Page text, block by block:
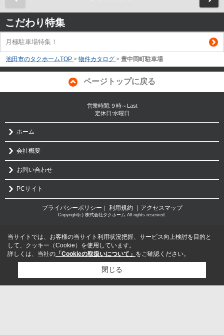
こだわり特集
月極駐車場特集！
池田市のタクホームTOP > 物件カタログ > 豊中岡町駐車場
ページトップに戻る
営業時間:９時～Last
定休日:水曜日
ホーム
会社概要
お問い合わせ
PCサイト
プライバシーポリシー 利用規約 ｜アクセスマップ
Copyright(c) 株式会社タクホーム All rights reserved.
当サイトでは、お客様の当サイト利用状況把握、サービス向上検討を目的と
して、クッキー（Cookie）を使用しています。
詳しくは、当社の 「Cookieの取扱いについて」 をご確認ください。
閉じる